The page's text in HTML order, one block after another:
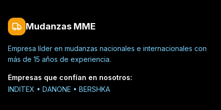
Mudanzas MME
Empresa líder en mudanzas nacionales e internacionales con
más de 15 años de experiencia.
Empresas que confían en nosotros:
INDITEX • DANONE • BERSHKA